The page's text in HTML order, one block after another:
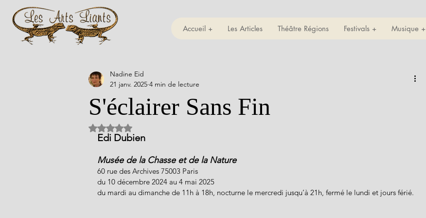
Accueil + Les Articles Théâtre Régions Festivals + Musique +
S'éclairer Sans Fin
Nadine Eid
21 janv. 2025 4 min de lecture
Noté NaN étoiles sur 5.
Edi Dubien
Musée de la Chasse et de la Nature
60 rue des Archives 75003 Paris
du 10 décembre 2024 au 4 mai 2025
du mardi au dimanche de 11h à 18h, nocturne le mercredi jusqu’à 21h, fermé le lundi et jours férié.